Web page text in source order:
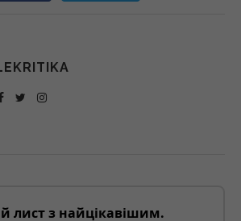
лист з найцікавішим.